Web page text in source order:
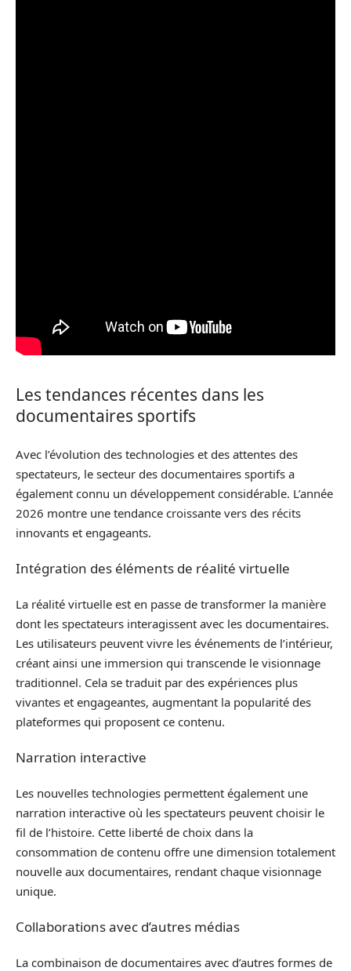
Les tendances récentes dans les
documentaires sportifs
Avec l’évolution des technologies et des attentes des
spectateurs, le secteur des documentaires sportifs a
également connu un développement considérable. L’année
2026 montre une tendance croissante vers des récits
innovants et engageants.
Intégration des éléments de réalité virtuelle
La réalité virtuelle est en passe de transformer la manière
dont les spectateurs interagissent avec les documentaires.
Les utilisateurs peuvent vivre les événements de l’intérieur,
créant ainsi une immersion qui transcende le visionnage
traditionnel. Cela se traduit par des expériences plus
vivantes et engageantes, augmentant la popularité des
plateformes qui proposent ce contenu.
Narration interactive
Les nouvelles technologies permettent également une
narration interactive où les spectateurs peuvent choisir le
fil de l’histoire. Cette liberté de choix dans la
consommation de contenu offre une dimension totalement
nouvelle aux documentaires, rendant chaque visionnage
unique.
Collaborations avec d’autres médias
La combinaison de documentaires avec d’autres formes de